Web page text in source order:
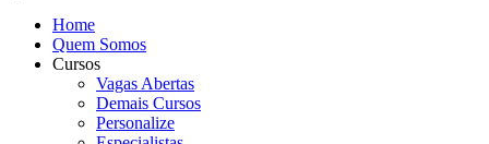
Home
Quem Somos
Cursos
Vagas Abertas
Demais Cursos
Personalize